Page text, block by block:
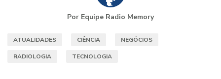
Por Equipe Radio Memory
ATUALIDADES CIÊNCIA NEGÓCIOS
RADIOLOGIA TECNOLOGIA